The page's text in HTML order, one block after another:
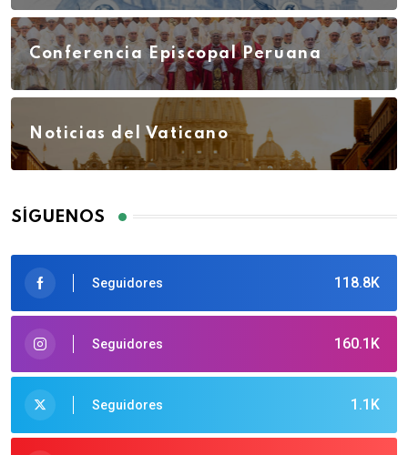
Conferencia Episcopal Peruana
Noticias del Vaticano
SÍGUENOS
118.8K
Seguidores
160.1K
Seguidores
1.1K
Seguidores